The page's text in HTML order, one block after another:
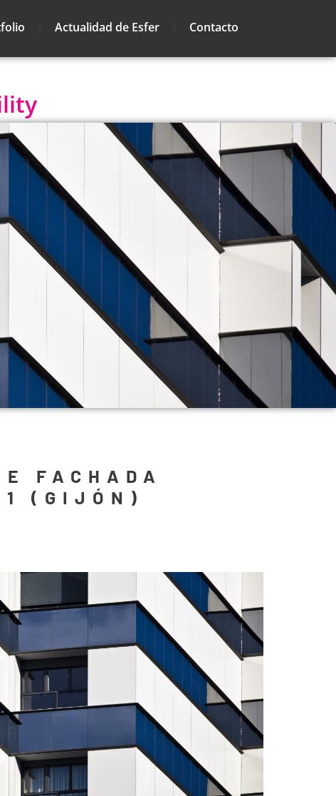
Actualidad de Esfer Contacto
FACHADA
(GIJÓN)